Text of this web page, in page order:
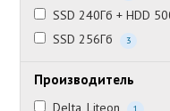
SSD 240Гб + HDD
SSD 256Гб 3
Производитель
Delta, Liteon